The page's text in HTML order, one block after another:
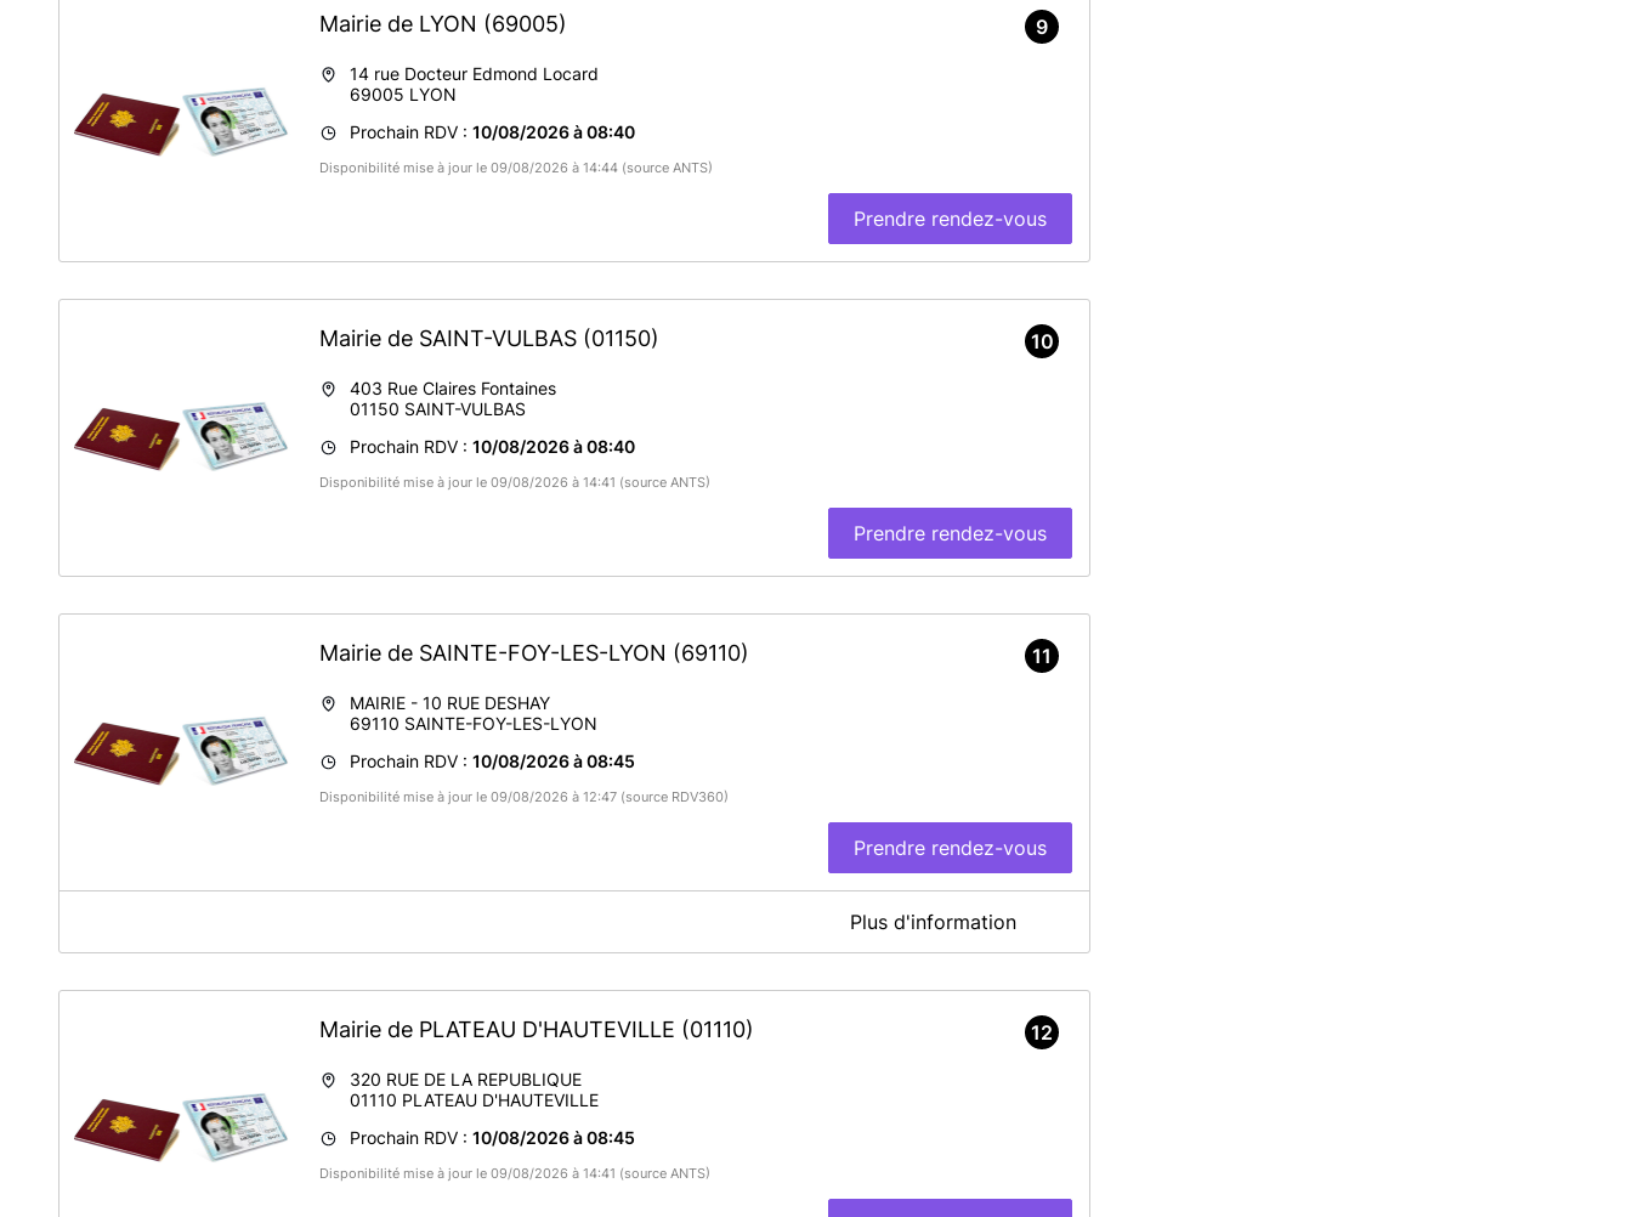
Mairie de LYON (69005)
14 rue Docteur Edmond Locard
69005 LYON
Prochain RDV : 10/08/2026 à 08:40
Disponibilité mise à jour le 09/08/2026 à 14:44 (source ANTS)
Prendre rendez-vous
9
Mairie de SAINT-VULBAS (01150)
403 Rue Claires Fontaines
01150 SAINT-VULBAS
Prochain RDV : 10/08/2026 à 08:40
Disponibilité mise à jour le 09/08/2026 à 14:41 (source ANTS)
Prendre rendez-vous
10
Mairie de SAINTE-FOY-LES-LYON (69110)
MAIRIE - 10 RUE DESHAY
69110 SAINTE-FOY-LES-LYON
Prochain RDV : 10/08/2026 à 08:45
Disponibilité mise à jour le 09/08/2026 à 12:47 (source RDV360)
Prendre rendez-vous
11
d'identité ou de passeports biométrique.
Plus d'information
Mairie de PLATEAU D'HAUTEVILLE (01110)
320 RUE DE LA REPUBLIQUE
01110 PLATEAU D'HAUTEVILLE
Prochain RDV : 10/08/2026 à 08:45
Disponibilité mise à jour le 09/08/2026 à 14:41 (source ANTS)
12